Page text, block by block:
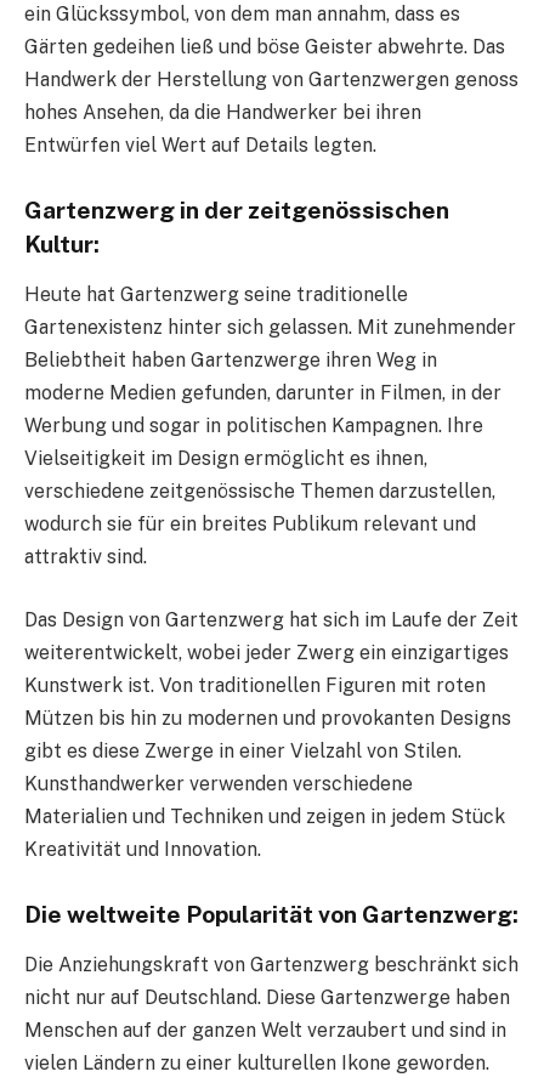
ein Glückssymbol, von dem man annahm, dass es
Gärten gedeihen ließ und böse Geister abwehrte. Das
Handwerk der Herstellung von Gartenzwergen genoss
hohes Ansehen, da die Handwerker bei ihren
Entwürfen viel Wert auf Details legten.
Gartenzwerg in der zeitgenössischen
Kultur:
Heute hat Gartenzwerg seine traditionelle
Gartenexistenz hinter sich gelassen. Mit zunehmender
Beliebtheit haben Gartenzwerge ihren Weg in
moderne Medien gefunden, darunter in Filmen, in der
Werbung und sogar in politischen Kampagnen. Ihre
Vielseitigkeit im Design ermöglicht es ihnen,
verschiedene zeitgenössische Themen darzustellen,
wodurch sie für ein breites Publikum relevant und
attraktiv sind.
Das Design von Gartenzwerg hat sich im Laufe der Zeit
weiterentwickelt, wobei jeder Zwerg ein einzigartiges
Kunstwerk ist. Von traditionellen Figuren mit roten
Mützen bis hin zu modernen und provokanten Designs
gibt es diese Zwerge in einer Vielzahl von Stilen.
Kunsthandwerker verwenden verschiedene
Materialien und Techniken und zeigen in jedem Stück
Kreativität und Innovation.
Die weltweite Popularität von Gartenzwerg:
Die Anziehungskraft von Gartenzwerg beschränkt sich
nicht nur auf Deutschland. Diese Gartenzwerge haben
Menschen auf der ganzen Welt verzaubert und sind in
vielen Ländern zu einer kulturellen Ikone geworden.